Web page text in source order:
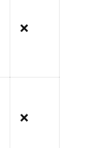
❌
❌